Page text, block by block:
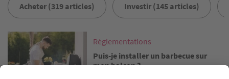
Acheter (319 articles) Investir (145 articles)
Image
Réglementations
Puis-je installer un barbecue sur
mon balcon ?